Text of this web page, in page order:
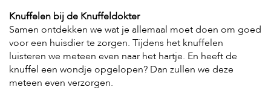
r
H
o
n
d
e
Knuffelen bij de Knuffeldokter
Samen ontdekken we wat je allemaal moet doen om goed
voor een huisdier te zorgen. Tijdens het knuffelen
luisteren we meteen even naar het hartje. En heeft de
knuffel een wondje opgelopen? Dan zullen we deze
meteen even verzorgen.